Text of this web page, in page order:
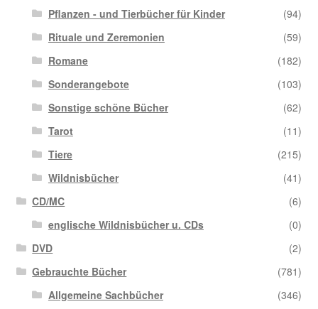
Pflanzen - und Tierbücher für Kinder
(94)
Rituale und Zeremonien
(59)
Romane
(182)
Sonderangebote
(103)
Sonstige schöne Bücher
(62)
Tarot
(11)
Tiere
(215)
Wildnisbücher
(41)
CD/MC
(6)
englische Wildnisbücher u. CDs
(0)
DVD
(2)
Gebrauchte Bücher
(781)
Allgemeine Sachbücher
(346)